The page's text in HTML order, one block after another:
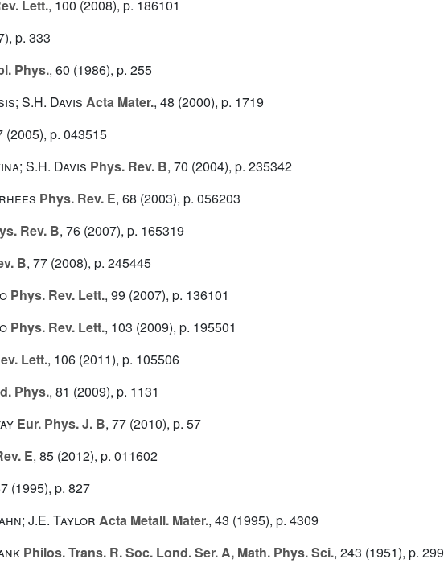
Lett., 100 (2008), p. 186101
p. 333
Phys., 60 (1986), p. 255
S.H. Davis Acta Mater., 48 (2000), p. 1719
(2005), p. 043515
S.H. Davis Phys. Rev. B, 70 (2004), p. 235342
Phys. Rev. E, 68 (2003), p. 056203
Rev. B, 76 (2007), p. 165319
B, 77 (2008), p. 245445
Phys. Rev. Lett., 99 (2007), p. 136101
Phys. Rev. Lett., 103 (2009), p. 195501
Lett., 106 (2011), p. 105506
Phys., 81 (2009), p. 1131
Eur. Phys. J. B, 77 (2010), p. 57
E, 85 (2012), p. 011602
(1995), p. 827
J.E. Taylor Acta Metall. Mater., 43 (1995), p. 4309
Philos. Trans. R. Soc. Lond. Ser. A, Math. Phys. Sci., 243 (1951), p. 299